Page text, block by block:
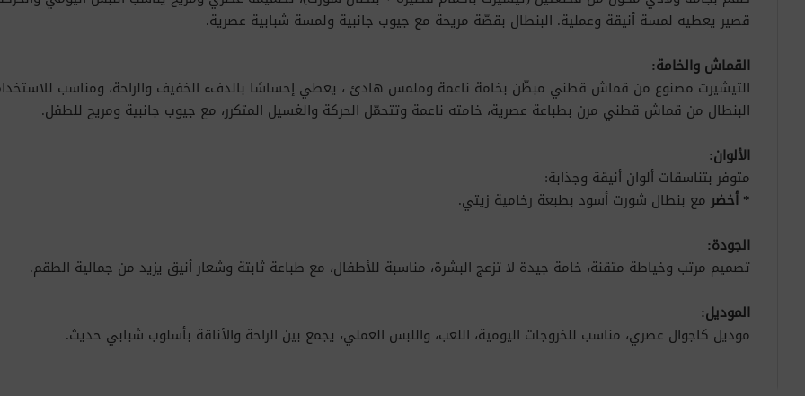
قصير يعطيه لمسة أنيقة وعملية. البنطال بقصّة مريحة مع جيوب جانبية ولمسة شبابية عصرية.
القماش والخامة:
التيشيرت مصنوع من قماش قطني مبطّن بخامة ناعمة وملمس هادئ ، يعطي إحساسًا بالدفء الخفيف والراحة، ومناسب
البنطال من قماش قطني مرن بطباعة عصرية، خامته ناعمة وتتحمّل الحركة والغسيل المتكرر، مع جيوب جانبية ومريح للطفل.
الألوان:
متوفر بتناسقات ألوان أنيقة وجذابة:
* أخضر مع بنطال شورت أسود بطبعة رخامية زيتي.
الجودة:
تصميم مرتب وخياطة متقنة، خامة جيدة لا تزعج البشرة، مناسبة للأطفال، مع طباعة ثابتة وشعار أنيق يزيد من جمالية الطقم.
الموديل:
موديل كاجوال عصري، مناسب للخروجات اليومية، اللعب، واللبس العملي، يجمع بين الراحة والأناقة بأسلوب شبابي حديث.